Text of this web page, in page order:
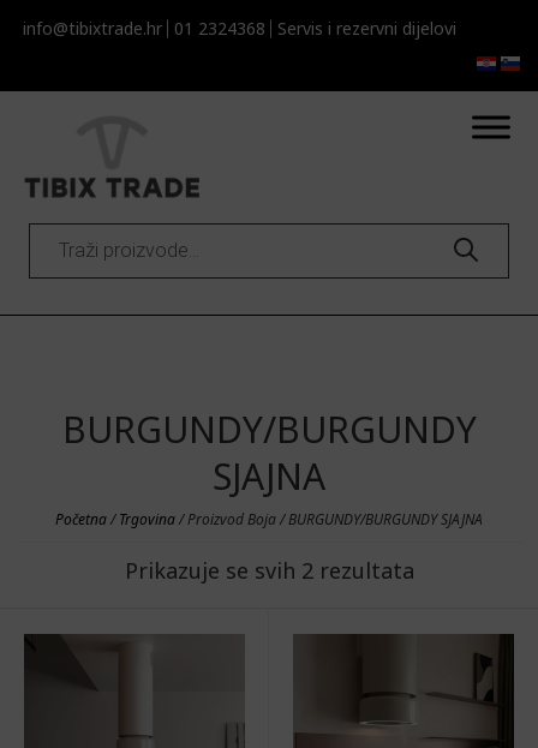
info@tibixtrade.hr 01 2324368 Servis i rezervni dijelovi​​
Products
search
BURGUNDY/BURGUNDY
SJAJNA
Početna/Trgovina/ Proizvod Boja / BURGUNDY/BURGUNDY SJAJNA
Prikazuje se svih 2 rezultata